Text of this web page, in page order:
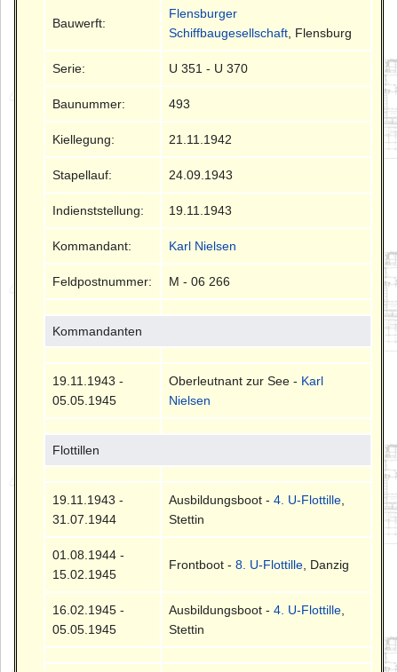
Bauwerft:
Flensburger
Schiffbaugesellschaft , Flensburg
Serie: U 351 - U 370
Baunummer: 493
Kiellegung: 21.11.1942
Stapellauf: 24.09.1943
Indienststellung: 19.11.1943
Kommandant: Karl Nielsen
Feldpostnummer: M - 06 266
Kommandanten
19.11.1943 -
05.05.1945
Oberleutnant zur See - Karl
Nielsen
Flottillen
19.11.1943 -
31.07.1944
Ausbildungsboot -4. U-Flottille
Stettin
01.08.1944 -
15.02.1945
Frontboot -8. U-Flottille , Danzig
16.02.1945 -
05.05.1945
Ausbildungsboot -4. U-Flottille
Stettin